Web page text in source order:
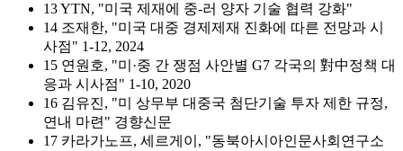
13 YTN, "미국 제재에 중-러 양자 기술 협력 강화"
14 조재한, "미국 대중 경제제재 진화에 따른 전망과 시
사점" 1-12, 2024
15 연원호, "미·중 간 쟁점 사안별 G7 각국의 對中정책 대
응과 시사점" 1-10, 2020
16 김유진, "미 상무부 대중국 첨단기술 투자 제한 규정,
연내 마련" 경향신문
17 카라가노프, 세르게이, "동북아시아인문사회연구소